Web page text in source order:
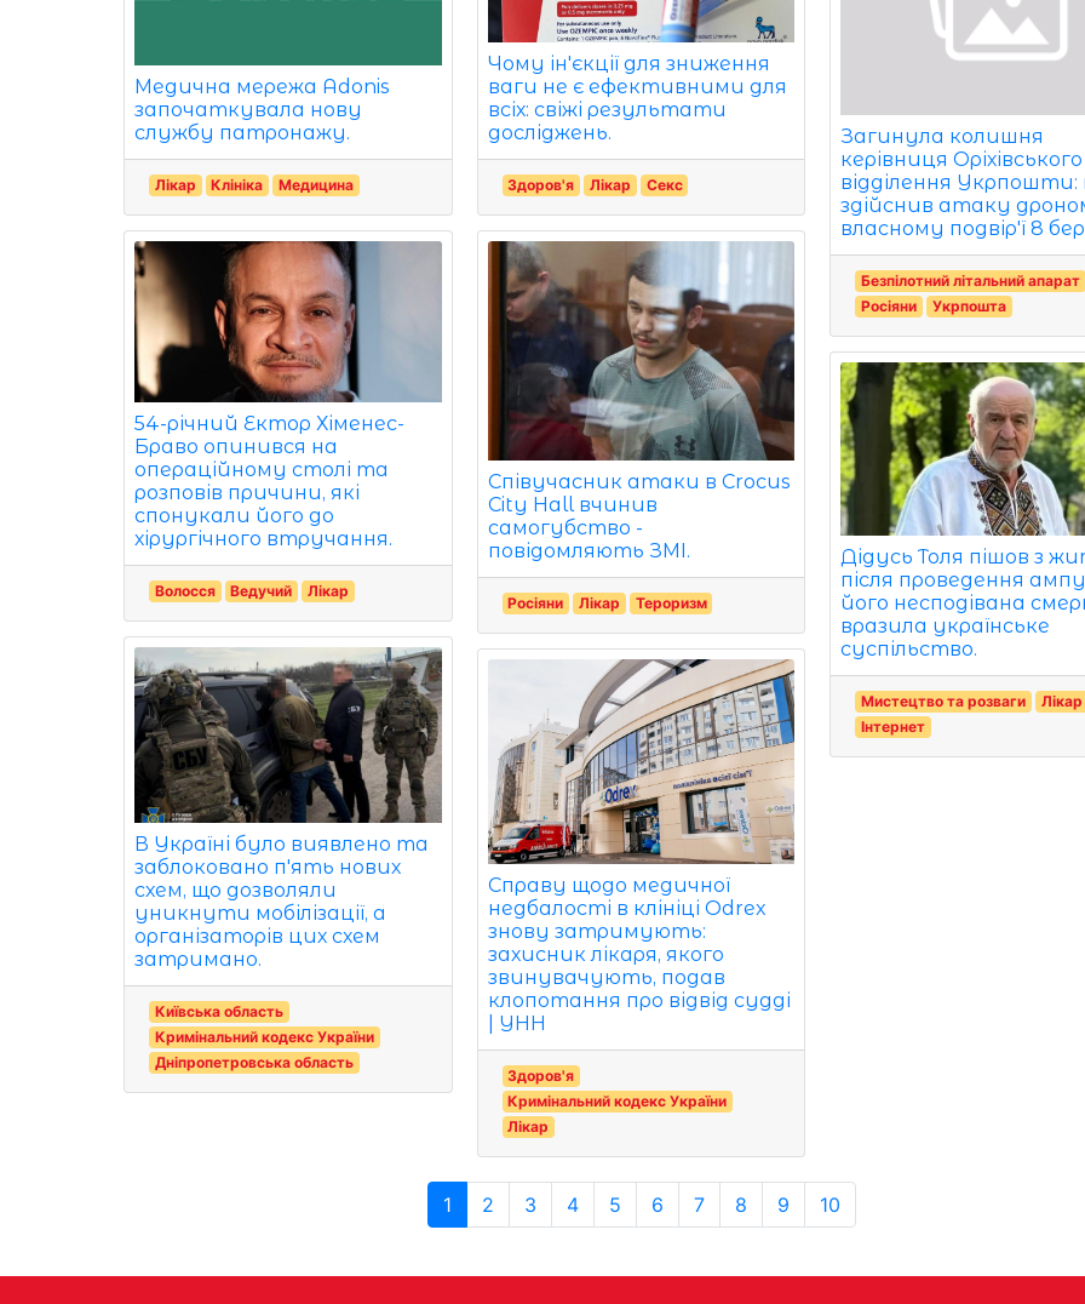
Медична мережа Adonis
започаткувала нову
службу патронажу.
Лікар Клініка Медицина
54-річний Ектор Хіменес-
Браво опинився на
операційному столі та
розповів причини, які
спонукали його до
хірургічного втручання.
Волосся Ведучий Лікар
В Україні було виявлено та
заблоковано п'ять нових
схем, що дозволяли
уникнути мобілізації, а
організаторів цих схем
затримано.
Київська область
Кримінальний кодекс України
Дніпропетровська область
Чому ін'єкції для зниження
ваги не є ефективними для
всіх: свіжі результати
досліджень.
Здоров'я Лікар Секс
Співучасник атаки в Crocus
City Hall вчинив
самогубство -
повідомляють ЗМІ.
Росіяни Лікар Тероризм
Справу щодо медичної
недбалості в клініці Odrex
знову затримують:
захисник лікаря, якого
звинувачують, подав
клопотання про відвід судді
| УНН
Здоров'я
Кримінальний кодекс України
Лікар
Загинула колишня
керівниця Оріхівського
відділення Укрпошти:
здійснив атаку
власному подвір'ї 8
Безпілотний літальний апарат
Росіяни
Укрпошта
Дідусь Толя пішов з
після проведення
його несподівана
вразила українське
суспільство.
Мистецтво та розваги
Лікар
Інтернет
1 2 3 4 5 6 7 8 9 10